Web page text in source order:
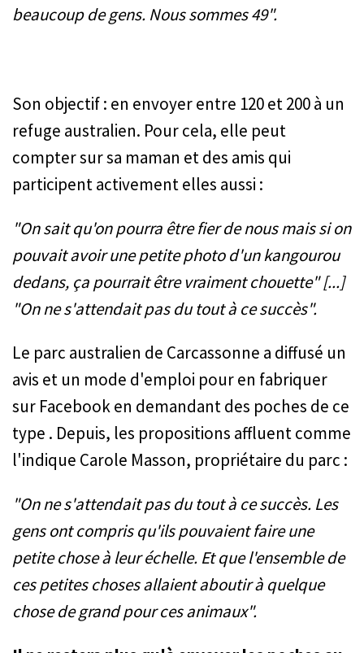
beaucoup de gens. Nous sommes 49".
Son objectif : en envoyer entre 120 et 200 à un
refuge australien. Pour cela, elle peut
compter sur sa maman et des amis qui
participent activement elles aussi :
"On sait qu'on pourra être fier de nous mais si on
pouvait avoir une petite photo d'un kangourou
dedans, ça pourrait être vraiment chouette" [...]
"On ne s'attendait pas du tout à ce succès".
Le parc australien de Carcassonne a diffusé un
avis et un mode d'emploi pour en fabriquer
sur Facebook en demandant des poches de ce
type . Depuis, les propositions affluent comme
l'indique Carole Masson, propriétaire du parc :
"On ne s'attendait pas du tout à ce succès. Les
gens ont compris qu'ils pouvaient faire une
petite chose à leur échelle. Et que l'ensemble de
ces petites choses allaient aboutir à quelque
chose de grand pour ces animaux".